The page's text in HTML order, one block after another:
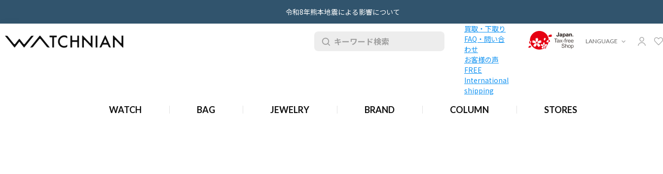
令和8年熊本地震による影響について
買取・下取り
FAQ・問い合
わせ
お客様の声
FREE
International
shipping
WATCH BAG JEWELRY BRAND COLUMN STORES
LANGUAGE